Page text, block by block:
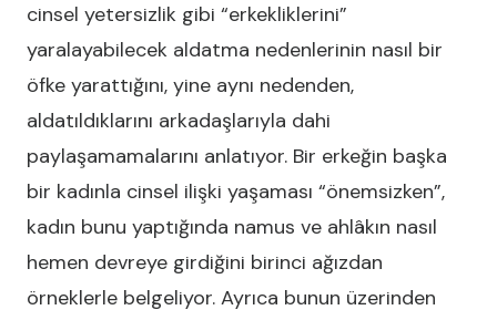
cinsel yetersizlik gibi “erkekliklerini”
yaralayabilecek aldatma nedenlerinin nasıl bir
öfke yarattığını, yine aynı nedenden,
aldatıldıklarını arkadaşlarıyla dahi
paylaşamamalarını anlatıyor. Bir erkeğin başka
bir kadınla cinsel ilişki yaşaması “önemsizken”,
kadın bunu yaptığında namus ve ahlâkın nasıl
hemen devreye girdiğini birinci ağızdan
örneklerle belgeliyor. Ayrıca bunun üzerinden